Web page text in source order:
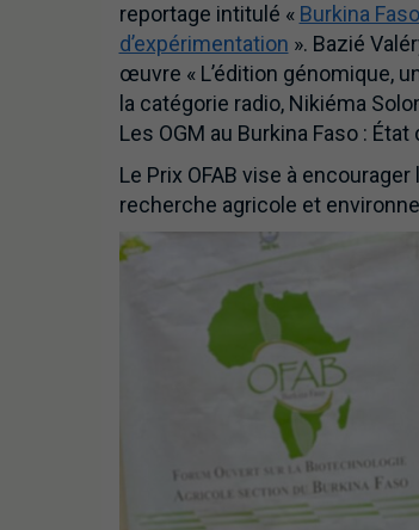
reportage intitulé « Burkina
d’expérimentation ». Bazié
œuvre « L’édition génomique,
la catégorie radio, Nikiéma
Les OGM au Burkina Faso :
Le Prix OFAB vise à
recherche agricole et